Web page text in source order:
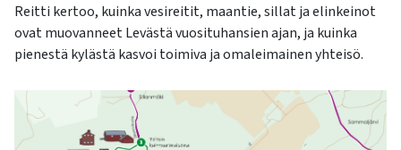
Reitti kertoo, kuinka vesireitit, maantie, sillat ja elinkeinot
ovat muovanneet Levästä vuosituhansien ajan, ja kuinka
pienestä kylästä kasvoi toimiva ja omaleimainen yhteisö.